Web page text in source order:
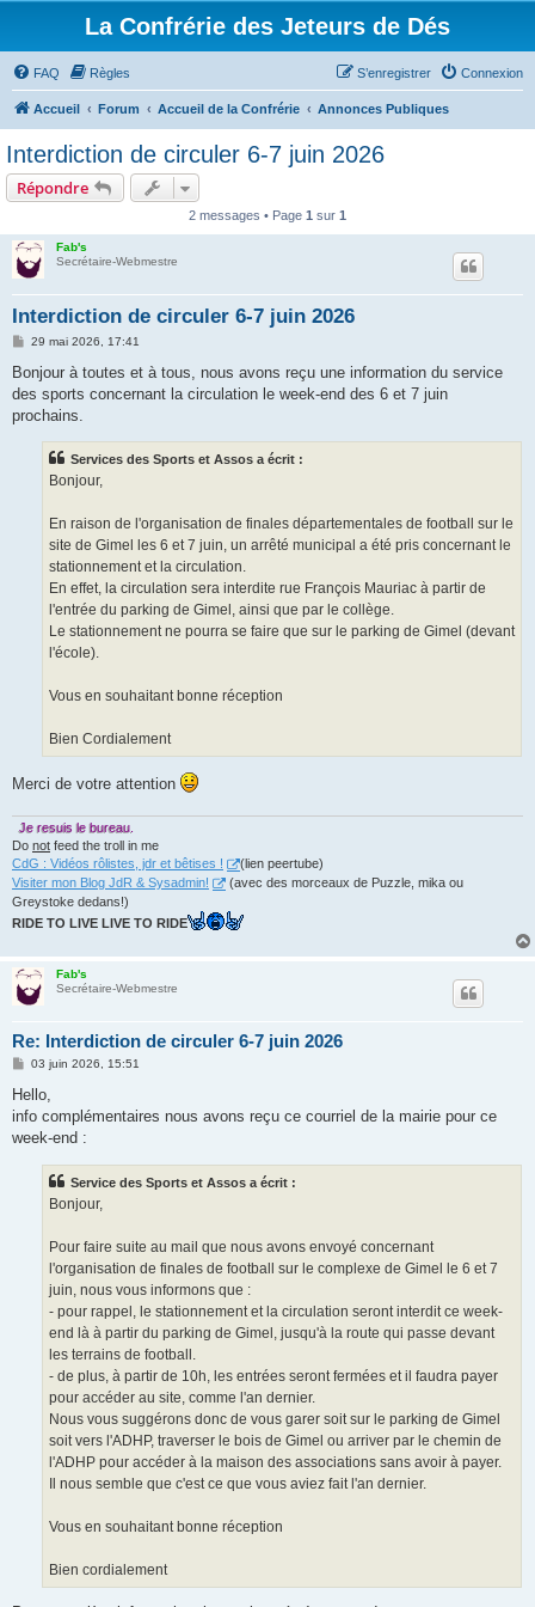
La Confrérie des Jeteurs de Dés
FAQ Règles Connexion
S’enregistrer
Accueil Forum Accueil de la Confrérie Annonces Publiques
Interdiction de circuler 6-7 juin 2026
Répondre
2 messages • Page 1 sur 1
Fab's
Secrétaire-Webmestre
Interdiction de circuler 6-7 juin 2026
M
s
a
g
29 mai 2026, 17:41
Bonjour à toutes et à tous, nous avons reçu une information du service
des sports concernant la circulation le week-end des 6 et 7 juin
prochains.
Services des Sports et Assos a écrit :
Bonjour,
En raison de l'organisation de finales départementales de football sur le
site de Gimel les 6 et 7 juin, un arrêté municipal a été pris concernant le
stationnement et la circulation.
En effet, la circulation sera interdite rue François Mauriac à partir de
l'entrée du parking de Gimel, ainsi que par le collège.
Le stationnement ne pourra se faire que sur le parking de Gimel (devant
l'école).
Vous en souhaitant bonne réception
Bien Cordialement
Merci de votre attention
Je resuis le bureau.
Do not feed the troll in me
CdG : Vidéos rôlistes, jdr et bêtises !
(lien peertube)
Visiter mon Blog JdR & Sysadmin!
(avec des morceaux de Puzzle, mika ou
Greystoke dedans!)
RIDE TO LIVE LIVE TO RIDE
Fab's
Secrétaire-Webmestre
Re: Interdiction de circuler 6-7 juin 2026
M
s
a
g
03 juin 2026, 15:51
Hello,
info complémentaires nous avons reçu ce courriel de la mairie pour ce
week-end :
Service des Sports et Assos a écrit :
Bonjour,
Pour faire suite au mail que nous avons envoyé concernant
l'organisation de finales de football sur le complexe de Gimel le 6 et 7
juin, nous vous informons que :
- pour rappel, le stationnement et la circulation seront interdit ce week-
end là à partir du parking de Gimel, jusqu'à la route qui passe devant
les terrains de football.
- de plus, à partir de 10h, les entrées seront fermées et il faudra payer
pour accéder au site, comme l'an dernier.
Nous vous suggérons donc de vous garer soit sur le parking de Gimel
soit vers l'ADHP, traverser le bois de Gimel ou arriver par le chemin de
l'ADHP pour accéder à la maison des associations sans avoir à payer.
Il nous semble que c'est ce que vous aviez fait l'an dernier.
Vous en souhaitant bonne réception
Bien cordialement